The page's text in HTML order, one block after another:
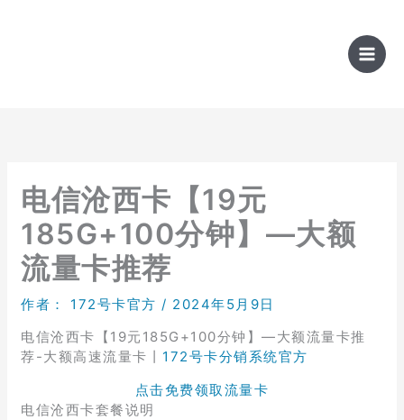
电信沧西卡【19元
185G+100分钟】—大额
流量卡推荐
作者： 172号卡官方 / 2024年5月9日
电信沧西卡【19元185G+100分钟】—大额流量卡推
荐-大额高速流量卡丨 172号卡分销系统官方
点击免费领取流量卡
电信沧西卡套餐说明